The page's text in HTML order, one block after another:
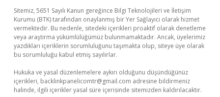
Sitemiz, 5651 Sayılı Kanun gereğince Bilgi Teknolojileri ve İletişim
Kurumu (BTK) tarafından onaylanmış bir Yer Sağlayıcı olarak hizmet
vermektedir. Bu nedenle, sitedeki içerikleri proaktif olarak denetleme
veya araştırma yükümlülüğümüz bulunmamaktadır. Ancak, üyelerimiz
yazdıkları içeriklerin sorumluluğunu taşımakta olup, siteye üye olarak
bu sorumluluğu kabul etmiş sayılırlar.
Hukuka ve yasal düzenlemelere aykırı olduğunu düşündüğünüz
içerikleri, backlinkpanelicomtr@gmail.com adresine bildirmeniz
halinde, ilgili içerikler yasal süre içerisinde sitemizden kaldırılacaktır.